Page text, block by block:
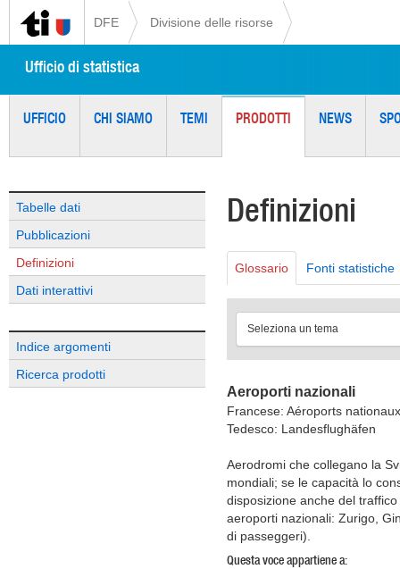
DFE Divisione delle risorse
Ufficio di statistica
UFFICIO CHI SIAMO TEMI PRODOTTI NEWS
Tabelle dati
Pubblicazioni
Definizioni
Dati interattivi
Indice argomenti
Ricerca prodotti
Definizioni
Glossario Fonti statistiche
Seleziona un tema
Aeroporti nazionali
Francese: Aéroports nationaux
Tedesco: Landesflughäfen
Aerodromi che collegano la
mondiali; se le capacità lo
disposizione anche del
aeroporti nazionali: Zurigo,
di passeggeri).
Questa voce appartiene a: